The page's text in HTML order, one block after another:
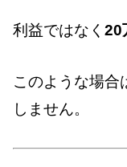
利益ではなく 20
このような場合
しません。